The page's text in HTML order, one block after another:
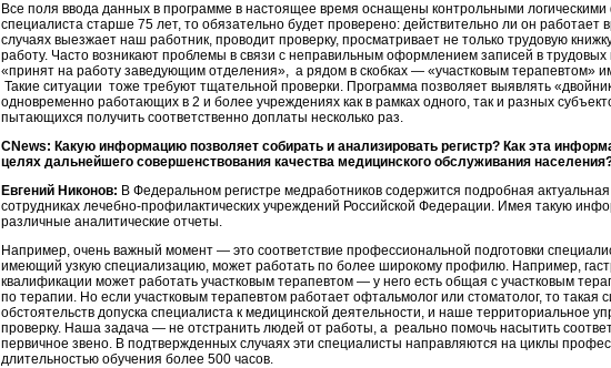
Все поля ввода данных в программе в настоящее время оснащены контрольными
специалиста старше 75 лет, то обязательно будет проверено: действительно ли он работает
случаях выезжает наш работник, проводит проверку, просматривает не только трудовую
работу. Часто возникают проблемы в связи с неправильным оформлением записей в
«принят на работу заведующим отделения», а рядом в скобках — «участковым терапевтом»
Такие ситуации тоже требуют тщательной проверки. Программа позволяет выявлять
одновременно работающих в 2 и более учреждениях как в рамках одного, так и разных
пытающихся получить соответственно доплаты несколько раз.
CNews: Какую информацию позволяет собирать и анализировать регистр? Как эта
целях дальнейшего совершенствования качества медицинского обслуживания
Евгений Никонов: В Федеральном регистре медработников содержится подробная
сотрудниках лечебно-профилактических учреждений Российской Федерации. Имея такую
различные аналитические отчеты.
Например, очень важный момент — это соответствие профессиональной подготовки
имеющий узкую специализацию, может работать по более широкому профилю. Например,
квалификации может работать участковым терапевтом — у него есть общая с участковым
по терапии. Но если участковым терапевтом работает офтальмолог или стоматолог, то такая
обстоятельств допуска специалиста к медицинской деятельности, и наше территориальное
проверку. Наша задача — не отстранить людей от работы, а реально помочь насытить
первичное звено. В подтвержденных случаях эти специалисты направляются на циклы
длительностью обучения более 500 часов.